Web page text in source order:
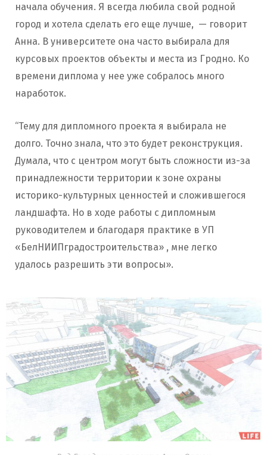
начала обучения. Я всегда любила свой родной
город и хотела сделать его еще лучше, — говорит
Анна. В университете она часто выбирала для
курсовых проектов объекты и места из Гродно. Ко
времени диплома у нее уже собралось много
наработок.
“Тему для дипломного проекта я выбирала не
долго. Точно знала, что это будет реконструкция.
Думала, что с центром могут быть сложности из-за
принадлежности территории к зоне охраны
историко-культурных ценностей и сложившегося
ландшафта. Но в ходе работы с дипломным
руководителем и благодаря практике в УП
«БелНИИПградостроительства» , мне легко
удалось разрешить эти вопросы».